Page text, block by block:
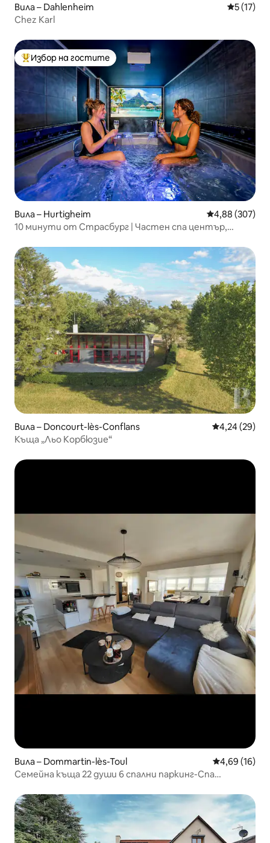
Вила – Dahlenheim Средна
5 (17)
Chez Karl
Най-популярен избор на гостите
Избор на гостите
Вила – Hurtigheim Средна
4,88 (307)
10 минути от Страсбург | Частен спа център,
Вила – Doncourt-lès-Conflans Средна
4,24 (29)
Къща „Льо Корбюзие“
Вила – Dommartin-lès-Toul Средна
4,69 (16)
Семейна къща 22 души 6 спални паркинг-Спа